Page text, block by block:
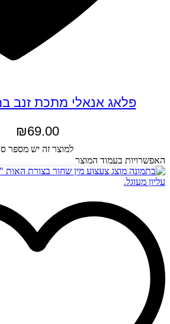
פלאג אנאלי מתכת זנב
₪69.00
למוצר זה יש מספר
האפשרויות בעמוד המוצר